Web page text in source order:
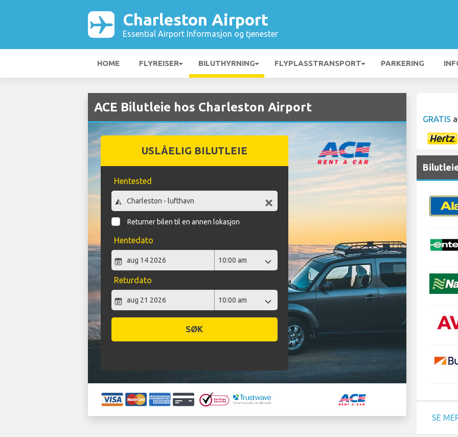
Charleston Airport
Essential Airport Informasjon og tjenester
HOME FLYREISER BILUTHYRNING FLYPLASSTRANSPORT PARKERING
ACE Bilutleie hos Charleston Airport
USLÅELIG BILUTLEIE
Hentested
Returner bilen til en annen lokasjon
Hentedato
Returdato
SØK
GRATIS
SE